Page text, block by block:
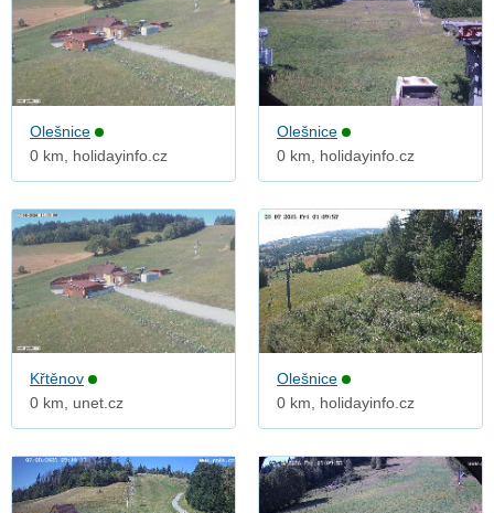
Olešnice
0 km, holidayinfo.cz
Olešnice
0 km, holidayinfo.cz
Křtěnov
0 km, unet.cz
Olešnice
0 km, holidayinfo.cz